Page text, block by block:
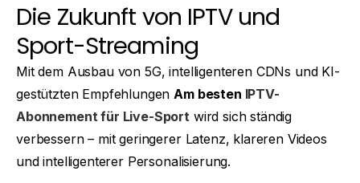
Die Zukunft von IPTV und
Sport-Streaming
Mit dem Ausbau von 5G, intelligenteren CDNs und KI-
gestützten EmpfehlungenAm besten IPTV-
Abonnement für Live-Sport wird sich ständig
verbessern – mit geringerer Latenz, klareren Videos
und intelligenterer Personalisierung.